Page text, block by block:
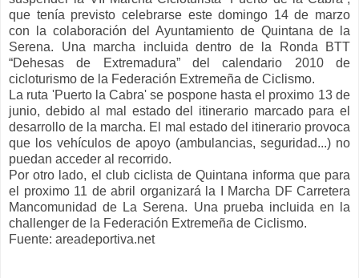
que tenía previsto celebrarse este domingo 14 de marzo
con la colaboración del Ayuntamiento de Quintana de la
Serena. Una marcha incluida dentro de la Ronda BTT
“Dehesas de Extremadura” del calendario 2010 de
cicloturismo de la Federación Extremeña de Ciclismo.
La ruta 'Puerto la Cabra' se pospone hasta el proximo 13 de
junio, debido al mal estado del itinerario marcado para el
desarrollo de la marcha. El mal estado del itinerario provoca
que los vehículos de apoyo (ambulancias, seguridad...) no
puedan acceder al recorrido.
Por otro lado, el club ciclista de Quintana informa que para
el proximo 11 de abril organizará la I Marcha DF Carretera
Mancomunidad de La Serena. Una prueba incluida en la
challenger de la Federación Extremeña de Ciclismo.
Fuente: areadeportiva.net